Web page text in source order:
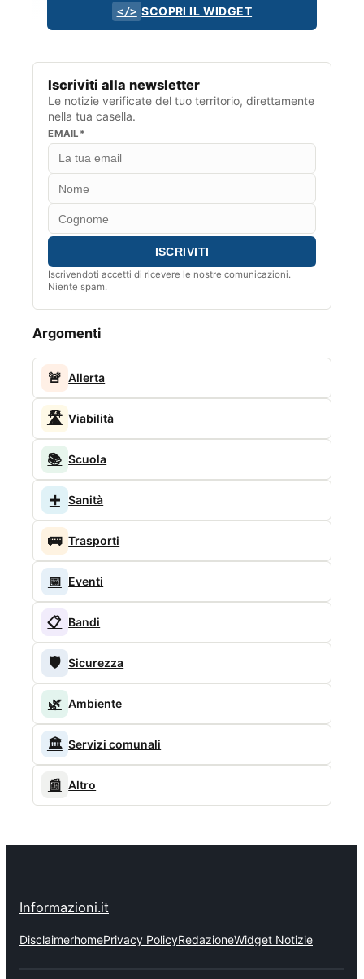
</> SCOPRI IL WIDGET
Iscriviti alla newsletter
Le notizie verificate del tuo territorio, direttamente
nella tua casella.
EMAIL*
Iscrivendoti accetti di ricevere le nostre comunicazioni.
Niente spam.
Argomenti
🚨 Allerta
🛣️ Viabilità
📚 Scuola
➕ Sanità
🚌 Trasporti
📅 Eventi
📋 Bandi
🛡️ Sicurezza
🌿 Ambiente
🏛️ Servizi comunali
📰 Altro
Informazioni.it
DisclaimerhomePrivacy PolicyRedazioneWidget Notizie